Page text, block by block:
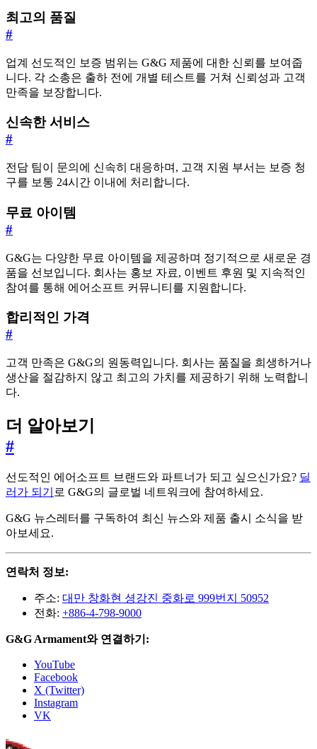
최고의 품질
#
업계 선도적인 보증 범위는 G&G 제품에 대한 신뢰를 보여줍
니다. 각 소총은 출하 전에 개별 테스트를 거쳐 신뢰성과 고객
만족을 보장합니다.
신속한 서비스
#
전담 팀이 문의에 신속히 대응하며, 고객 지원 부서는 보증 청
구를 보통 24시간 이내에 처리합니다.
무료 아이템
#
G&G는 다양한 무료 아이템을 제공하며 정기적으로 새로운 경
품을 선보입니다. 회사는 홍보 자료, 이벤트 후원 및 지속적인
참여를 통해 에어소프트 커뮤니티를 지원합니다.
합리적인 가격
#
고객 만족은 G&G의 원동력입니다. 회사는 품질을 희생하거나
생산을 절감하지 않고 최고의 가치를 제공하기 위해 노력합니
다.
더 알아보기
#
선도적인 에어소프트 브랜드와 파트너가 되고 싶으신가요? 딜
러가 되기 로 G&G의 글로벌 네트워크에 참여하세요.
G&G 뉴스레터를 구독하여 최신 뉴스와 제품 출시 소식을 받
아보세요.
연락처 정보:
주소: 대만 창화현 셩강진 중화로 999번지 50952
전화: +886-4-798-9000
G&G Armament와 연결하기:
YouTube
Facebook
X (Twitter)
Instagram
VK